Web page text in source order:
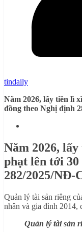
tindaily
Năm 2026, lấy tiền lì
đồng theo Nghị định
Năm 2026,
phạt lên tới
282/2025/NĐ-
Quản lý tài sản riêng
nhân và gia đình 2014,
Quản lý tài sản